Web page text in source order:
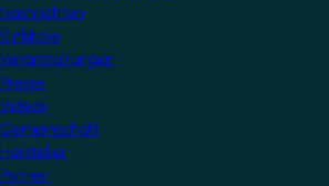
Nachrichten
Einblicke
Veranstaltungen
Presse
Videos
Gemeinschaft
Hersteller
Partner